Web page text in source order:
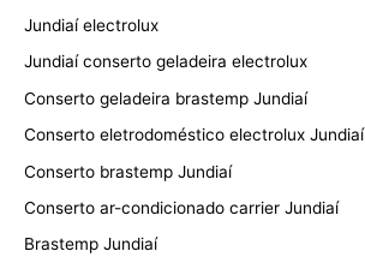
Jundiaí electrolux
Jundiaí conserto geladeira electrolux
Conserto geladeira brastemp Jundiaí
Conserto eletrodoméstico electrolux Jundiaí
Conserto brastemp Jundiaí
Conserto ar-condicionado carrier Jundiaí
Brastemp Jundiaí